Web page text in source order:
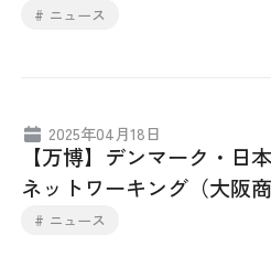
# ニュース
2025年04月18日
【万博】デンマーク・日
ネットワーキング（大阪
# ニュース